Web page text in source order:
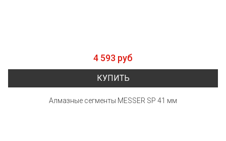
4 593 руб
КУПИТЬ
Алмазные сегменты MESSER SP 41 мм